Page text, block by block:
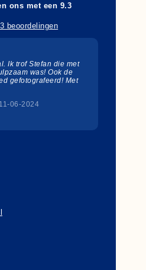
ons met een 9.3
beoordelingen
Ik trof Stefan die met
was! Ook de
gefotografeerd! Met
06-2024